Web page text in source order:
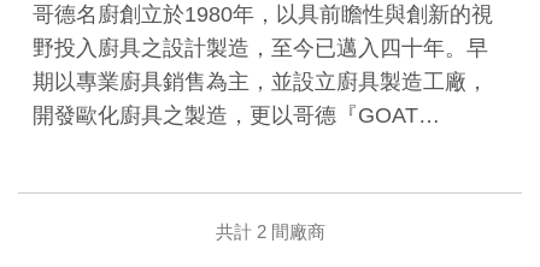
哥德名廚創立於1980年，以具前瞻性與創新的視
野投入廚具之設計製造，至今已邁入四十年。早
期以專業廚具銷售為主，並設立廚具製造工廠，
開發歐化廚具之製造，更以哥德『GOAT…
共計 2 間廠商